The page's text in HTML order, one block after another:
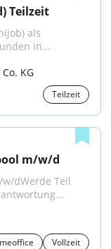
Teilzeit
als
in...
KG
Teilzeit
m/w/d
dWerde Teil
Vollzeit